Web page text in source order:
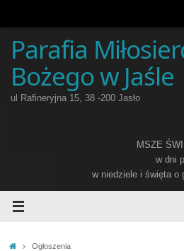
Parafia
Bożego w Jaśle
ul Rafineryjna 15, 38 -200 Jasło
MSZE
w dni
w niedziele i święta o
HomeOgłoszenia